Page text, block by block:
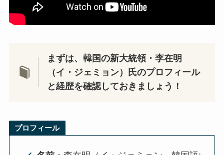
まずは、韓国の新大統領・李在明
（イ・ジェミョン）氏のプロフィール
と経歴を確認しておきましょう！
プロフィール